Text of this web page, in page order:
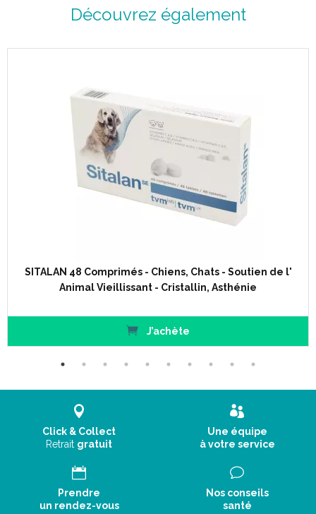
Découvrez également
SITALAN 48 Comprimés - Chiens, Chats - Soutien de l'
Animal Vieillissant - Cristallin, Asthénie
J’achète
Click & Collect
Retrait gratuit
Une équipe
à votre service
Prendre
un rendez-vous
Nos conseils
santé